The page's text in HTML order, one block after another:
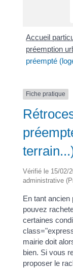
Accueil
préemption
préempté
Fiche pratique
Vérifié le 15/02/
administrative
En tant ancien
pouvez
certaines
mairie doit
bien. Si vous
proposer le